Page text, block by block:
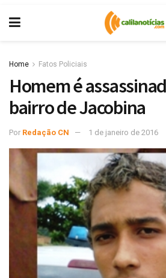
Home Fatos Policiais
Homem é
bairro de Jacobina
Por Redação CN 1 de janeiro de 2016